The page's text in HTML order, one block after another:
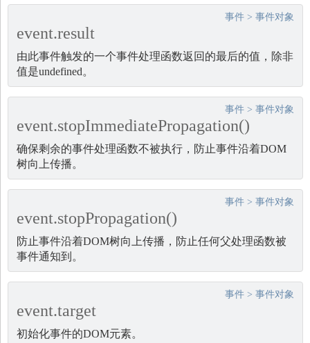
事件 > 事件对象
event.result
由此事件触发的一个事件处理函数返回的最后的值，除非
值是undefined。
事件 > 事件对象
event.stopImmediatePropagation()
确保剩余的事件处理函数不被执行，防止事件沿着DOM
树向上传播。
事件 > 事件对象
event.stopPropagation()
防止事件沿着DOM树向上传播，防止任何父处理函数被
事件通知到。
事件 > 事件对象
event.target
初始化事件的DOM元素。